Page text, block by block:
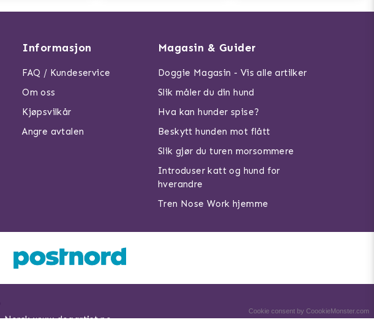
Informasjon
FAQ / Kundeservice
Om oss
Kjøpsvilkår
Angre avtalen
Magasin & Guider
Doggie Magasin - Vis alle artilker
Slik måler du din hund
Hva kan hunder spise?
Beskytt hunden mot flått
Slik gjør du turen morsommere
Introduser katt og hund for
hverandre
Tren Nose Work hjemme
Norsk www.dogartist.no
Cookie consent by CoookieMonster.com